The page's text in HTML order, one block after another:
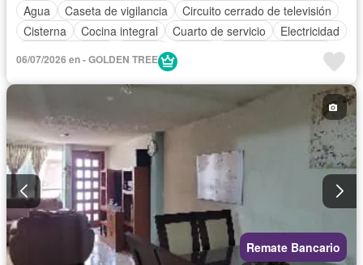
Agua
Caseta de vigilancia
Circuito cerrado de televisión
Cisterna
Cocina integral Cuarto de servicio
Electricidad
Internet
Televisión por cable
Sin amueblar
06/07/2026 en - GOLDEN TREE
Remate Bancario